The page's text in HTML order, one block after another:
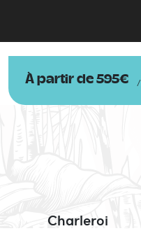
À partir de 595€ /
Charleroi